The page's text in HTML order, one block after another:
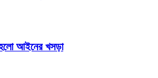
আইনের খসড়া